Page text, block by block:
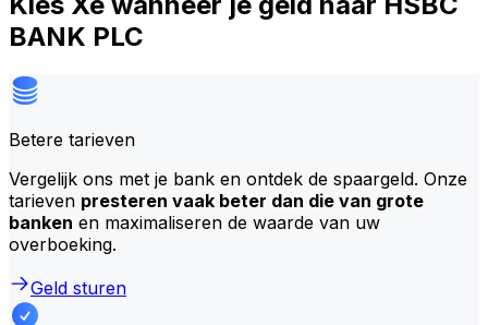
BANK PLC
Betere tarieven
Vergelijk ons met je bank en ontdek de spaargeld. Onze
tarieven presteren vaak beter dan die van grote
banken en maximaliseren de waarde van uw
overboeking.
Geld sturen